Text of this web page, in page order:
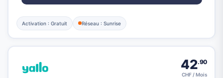
Activation : Gratuit Réseau : Sunrise
42.90
CHF / Mois